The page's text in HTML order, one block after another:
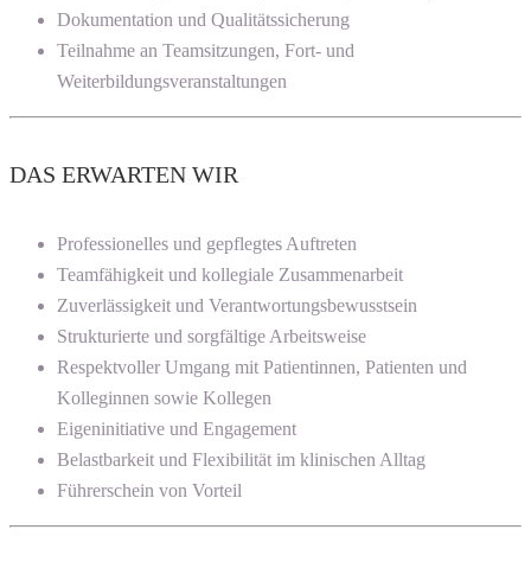
Dokumentation und Qualitätssicherung
Teilnahme an Teamsitzungen, Fort- und
Weiterbildungsveranstaltungen
DAS ERWARTEN WIR
Professionelles und gepflegtes Auftreten
Teamfähigkeit und kollegiale Zusammenarbeit
Zuverlässigkeit und Verantwortungsbewusstsein
Strukturierte und sorgfältige Arbeitsweise
Respektvoller Umgang mit Patientinnen, Patienten und
Kolleginnen sowie Kollegen
Eigeninitiative und Engagement
Belastbarkeit und Flexibilität im klinischen Alltag
Führerschein von Vorteil